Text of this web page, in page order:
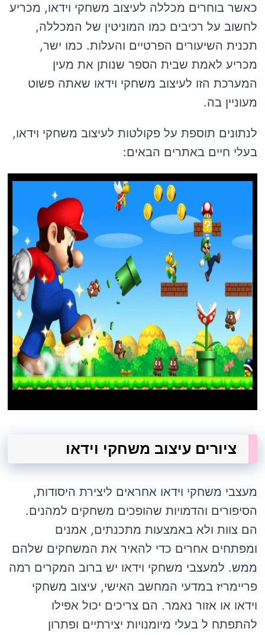
כאשר בוחרים מכללה לעיצוב משחקי וידאו, מכריע
לחשוב על רכיבים כמו המוניטין של המכללה,
תכנית השיעורים הפרטיים והעלות. כמו ישר,
מכריע לאמת שבית הספר שנותן את מעין
המערכת הזו לעיצוב משחקי וידאו שאתה פשוט
מעוניין בה.
לנתונים תוספת על פקולטות לעיצוב משחקי וידאו,
בעלי חיים באתרים הבאים:
ציורים עיצוב משחקי וידאו
מעצבי משחקי וידאו אחראים ליצירת היסודות,
הסיפורים והדמויות שהופכים משחקים למהנים.
הם צוות ולא באמצעות מתכנתים, אמנים
ומפתחים אחרים כדי להאיר את המשחקים שלהם
ממש. למעצבי משחקי וידאו יש ברוב המקרים רמה
פריימריז במדעי המחשב האישי, עיצוב משחקי
וידאו או אזור נאמר. הם צריכים יכול אפילו
להתפתח ל בעלי מיומנויות יצירתיים ופתרון